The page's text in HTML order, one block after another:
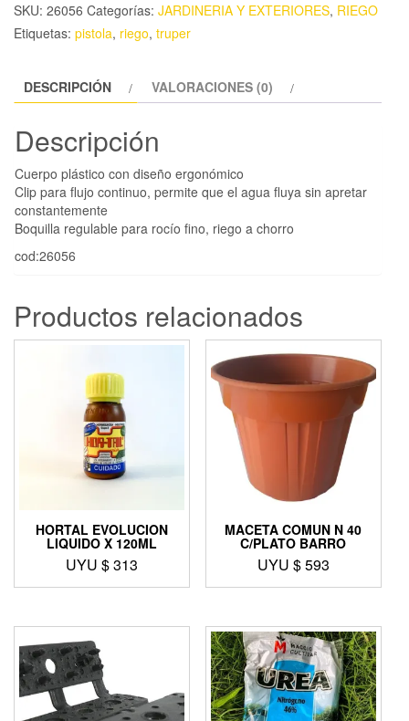
SKU: 26056 Categorías: JARDINERIA Y EXTERIORES, RIEGO
Etiquetas: pistola, riego, truper
DESCRIPCIÓN VALORACIONES (0)
Descripción
Cuerpo plástico con diseño ergonómico
Clip para flujo continuo, permite que el agua fluya sin apretar
constantemente
Boquilla regulable para rocío fino, riego a chorro
cod:26056
Productos relacionados
HORTAL EVOLUCION
LIQUIDO X 120ML
UYU $313
MACETA COMUN N 40
C/PLATO BARRO
UYU $593